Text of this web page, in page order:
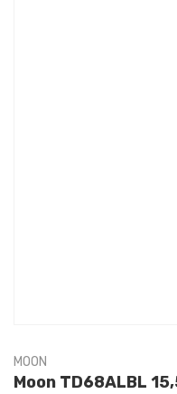
MOON
Moon TD68ALBL